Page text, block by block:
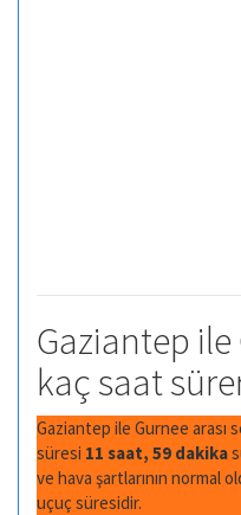
Gaziantep ile
kaç saat
Gaziantep ile Gurnee arası
süresi 11 saat, 59 dakika
ve hava şartlarının normal
uçuç süresidir.